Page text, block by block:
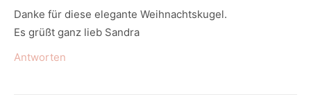
Danke für diese elegante Weihnachtskugel.
Es grüßt ganz lieb Sandra
Antworten